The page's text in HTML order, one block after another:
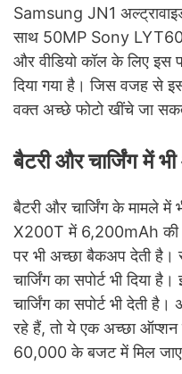
Samsung JN1
साथ 50MP Sony
और वीडियो कॉल के लिए
दिया गया है। जिस वजह से
वक्त अच्छे फोटो खींचे जा
बैटरी और चार्जिंग में
बैटरी और चार्जिंग के मामले
X200T में 6,200mAh की
पर भी अच्छा बैकअप देती है।
चार्जिंग का सपोर्ट भी दिया
चार्जिंग का सपोर्ट भी देती
रहे हैं, तो ये एक अच्छा
60,000 के बजट में मिल